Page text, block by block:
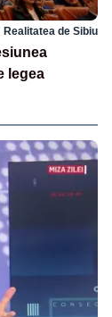
Realitatea de Sibiu
legea